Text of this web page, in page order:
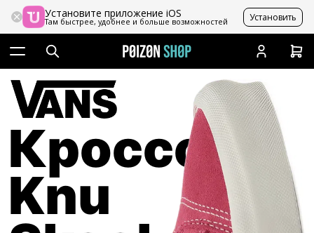
Установите приложение iOS
Там быстрее, удобнее и больше возможностей Установить
Кроссовки
Knu